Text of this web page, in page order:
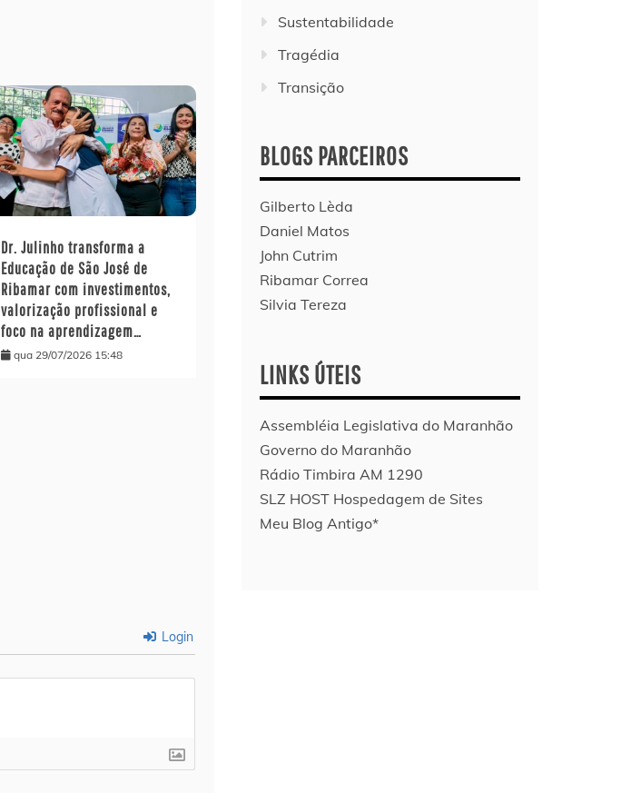
Dr. Julinho transforma a
Educação de São José de
Ribamar com investimentos,
valorização profissional e
foco na aprendizagem…
qua 29/07/2026 15:48
Login
Sustentabilidade
Tragédia
Transição
BLOGS PARCEIROS
Gilberto Lèda
Daniel Matos
John Cutrim
Ribamar Correa
Silvia Tereza
LINKS ÚTEIS
Assembléia Legislativa do Maranhão
Governo do Maranhão
Rádio Timbira AM 1290
SLZ HOST Hospedagem de Sites
Meu Blog Antigo*